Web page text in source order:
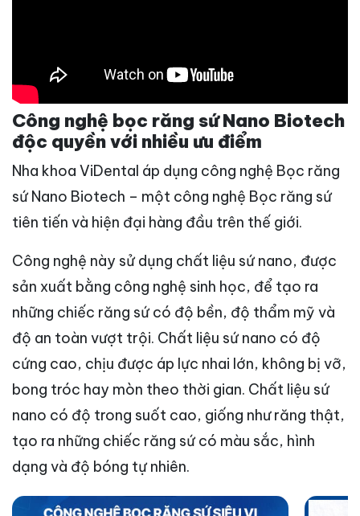
Công nghệ bọc răng sứ Nano Biotech
độc quyền với nhiều ưu điểm
Nha khoa ViDental áp dụng công nghệ Bọc răng
sứ Nano Biotech – một công nghệ Bọc răng sứ
tiên tiến và hiện đại hàng đầu trên thế giới.
Công nghệ này sử dụng chất liệu sứ nano, được
sản xuất bằng công nghệ sinh học, để tạo ra
những chiếc răng sứ có độ bền, độ thẩm mỹ và
độ an toàn vượt trội. Chất liệu sứ nano có độ
cứng cao, chịu được áp lực nhai lớn, không bị vỡ,
bong tróc hay mòn theo thời gian. Chất liệu sứ
nano có độ trong suốt cao, giống như răng thật,
tạo ra những chiếc răng sứ có màu sắc, hình
dạng và độ bóng tự nhiên.